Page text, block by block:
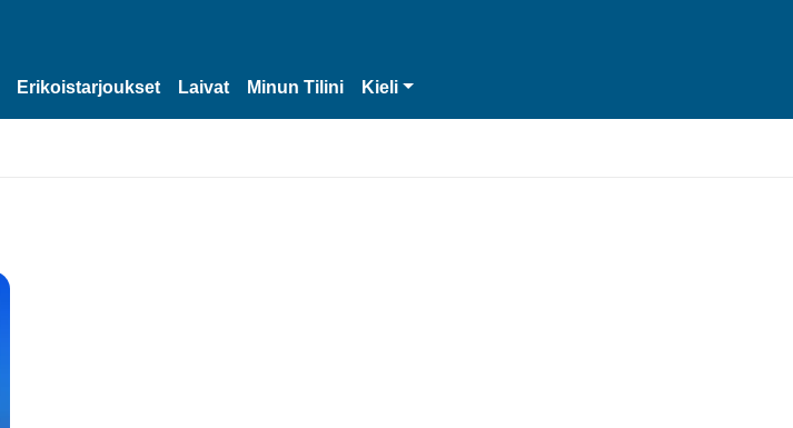
Erikoistarjoukset Laivat Minun Tilini Kieli